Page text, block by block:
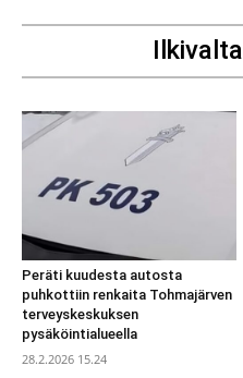
Peräti kuudesta autosta
puhkottiin renkaita Tohmajärven
terveyskeskuksen
pysäköintialueella
28.2.2026 15.24